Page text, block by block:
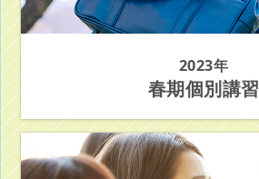
2023年
春期個別講習